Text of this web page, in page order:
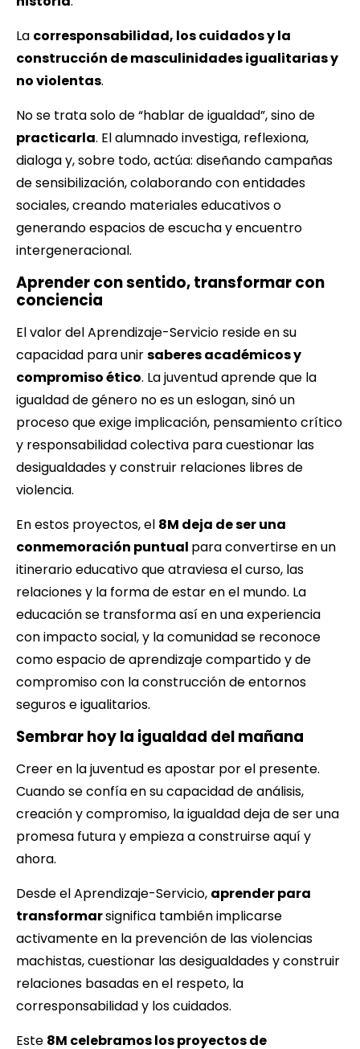
La corresponsabilidad, los cuidados y la
construcción de masculinidades igualitarias y
no violentas.
No se trata solo de “hablar de igualdad”, sino de
practicarla. El alumnado investiga, reflexiona,
dialoga y, sobre todo, actúa: diseñando campañas
de sensibilización, colaborando con entidades
sociales, creando materiales educativos o
generando espacios de escucha y encuentro
intergeneracional.
Aprender con sentido, transformar con
conciencia
El valor del Aprendizaje-Servicio reside en su
capacidad para unirsaberes académicos y
compromiso ético. La juventud aprende que la
igualdad de género no es un eslogan, sinó un
proceso que exige implicación, pensamiento crítico
y responsabilidad colectiva para cuestionar las
desigualdades y construir relaciones libres de
violencia.
En estos proyectos, el 8M deja de ser una
conmemoración puntual para convertirse en un
itinerario educativo que atraviesa el curso, las
relaciones y la forma de estar en el mundo. La
educación se transforma así en una experiencia
con impacto social, y la comunidad se reconoce
como espacio de aprendizaje compartido y de
compromiso con la construcción de entornos
seguros e igualitarios.
Sembrar hoy la igualdad del mañana
Creer en la juventud es apostar por el presente.
Cuando se confía en su capacidad de análisis,
creación y compromiso, la igualdad deja de ser una
promesa futura y empieza a construirse aquí y
ahora.
Desde el Aprendizaje-Servicio, aprender para
transformarsignifica también implicarse
activamente en la prevención de las violencias
machistas, cuestionar las desigualdades y construir
relaciones basadas en el respeto, la
corresponsabilidad y los cuidados.
Este 8M celebramos los proyectos de